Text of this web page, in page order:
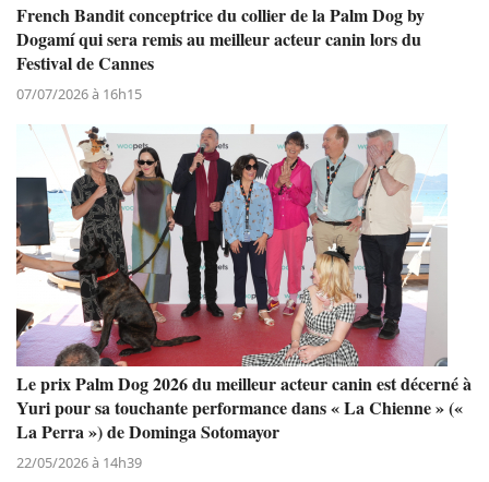
French Bandit conceptrice du collier de la Palm Dog by
Dogamí qui sera remis au meilleur acteur canin lors du
Festival de Cannes
07/07/2026 à 16h15
Le prix Palm Dog 2026 du meilleur acteur canin est décerné à
Yuri pour sa touchante performance dans « La Chienne » («
La Perra ») de Dominga Sotomayor
22/05/2026 à 14h39